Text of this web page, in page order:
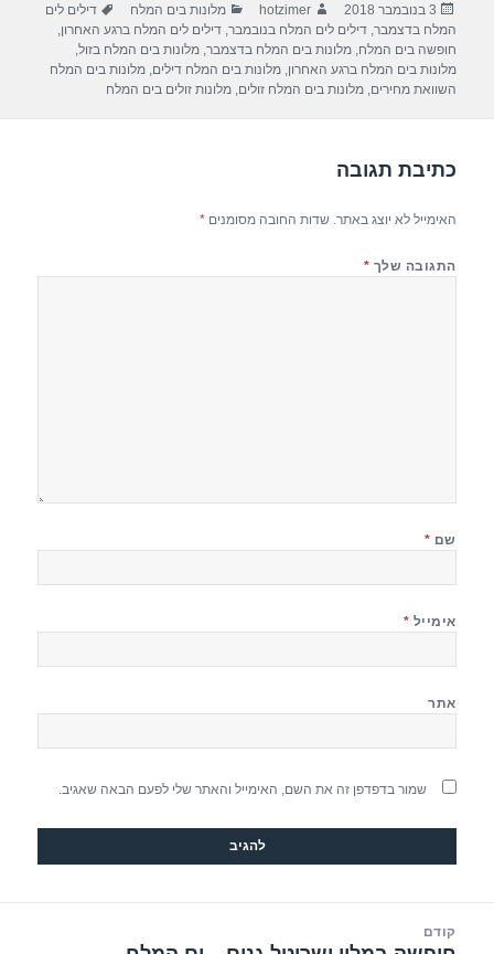
e
b
o
k
s
A
p
gr
a
m
e
פורסם
בתאריך
3 בנובמבר 2018 מחבר
hotzimer קטגוריות
מלונות בים המלח תגיות
דילים לים
המלח בדצמבר,דילים לים המלח בנובמבר,דילים לים המלח ברגע האחרון,
חופשה בים המלח,מלונות בים המלח בדצמבר,מלונות בים המלח בזול,
מלונות בים המלח ברגע האחרון,מלונות בים המלח דילים,מלונות בים המלח
השוואת מחירים,מלונות בים המלח זולים,מלונות זולים בים המלח
כתיבת תגובה
האימייל לא יוצג באתר. שדות החובה מסומנים*
התגובה שלך *
שם *
אימייל *
אתר
שמור בדפדפן זה את השם, האימייל והאתר שלי לפעם הבאה שאגיב.
קודם